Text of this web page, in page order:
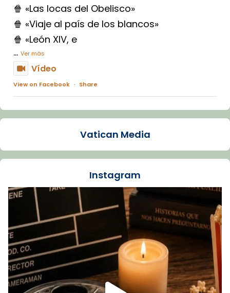
🍿 «Las locas del Obelisco»
🍿 «Viaje al país de los blancos»
🍿 «León XIV, e
... Ver más
Vídeo
View on Facebook · Share
Arquebisbat de Barcelona
La Carmina va patir depressió. Fa gairebé
dos mesos, a l'Estadi Lluís Companys, la
Recupera l'entrevista comp
Vatican
tican News 👇
www.vaticannews.va/es/iglesia/news/2026-
07/carmina-historia-depresion-papa-viaje-
espana-testimoni...
Foto
View on Facebook · Share
Vatican Media
Instagram